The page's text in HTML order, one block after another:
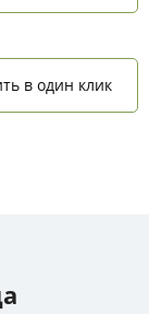
в один клик